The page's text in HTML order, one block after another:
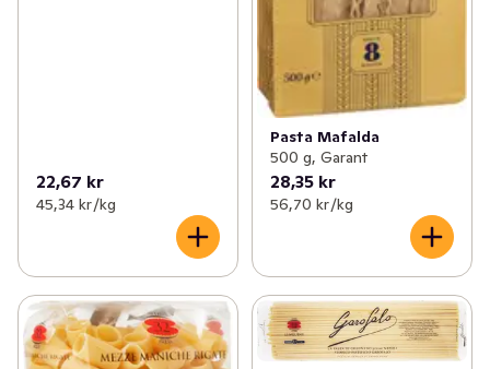
22,67 kr
45,34 kr /kg
Pasta Mafalda
500 g, Garant
28,35 kr
56,70 kr /kg